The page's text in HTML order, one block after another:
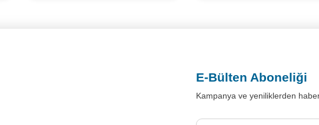
E-Bülten Aboneliği
Kampanya ve yeniliklerden